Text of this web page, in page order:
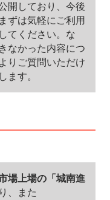
開しており、今後
ずは気軽にご利用
てください。な
なかった内容につ
りご質問いただけ
ます。
場上場の「城南進
、また